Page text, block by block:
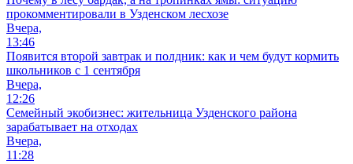
прокомментировали в Узденском лесхозе
Вчера,
13:46
Появится второй завтрак и полдник: как и чем будут кормить
школьников с 1 сентября
Вчера,
12:26
Семейный экобизнес: жительница Узденского района
зарабатывает на отходах
Вчера,
11:28